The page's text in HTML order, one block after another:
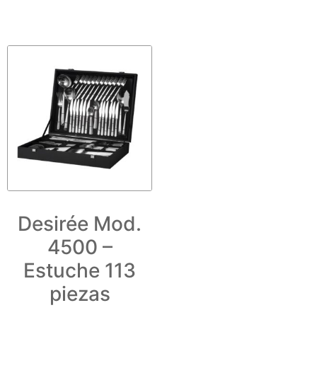
Desirée Mod.
4500 –
Estuche 113
piezas